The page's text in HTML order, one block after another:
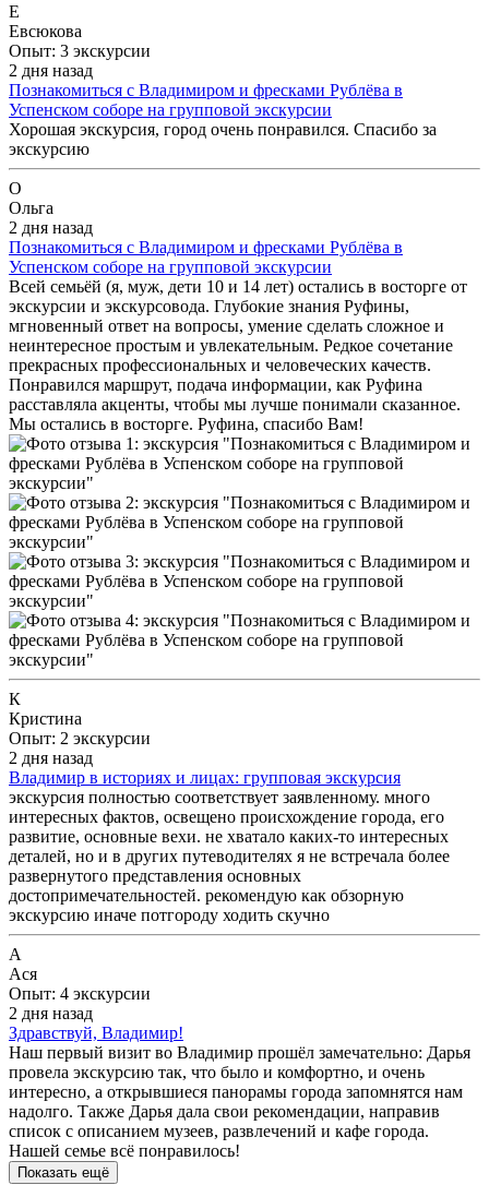
Е
Евсюкова
Опыт: 3 экскурсии
2 дня назад
Познакомиться с Владимиром и фресками Рублёва в
Успенском соборе на групповой экскурсии
Хорошая экскурсия, город очень понравился. Спасибо за
экскурсию
О
Ольга
2 дня назад
Познакомиться с Владимиром и фресками Рублёва в
Успенском соборе на групповой экскурсии
Всей семьёй (я, муж, дети 10 и 14 лет) остались в восторге от
экскурсии и экскурсовода. Глубокие знания Руфины,
мгновенный ответ на вопросы, умение сделать сложное и
неинтересное простым и увлекательным. Редкое сочетание
прекрасных профессиональных и человеческих качеств.
Понравился маршрут, подача информации, как Руфина
расставляла акценты, чтобы мы лучше понимали сказанное.
Мы остались в восторге. Руфина, спасибо Вам!
К
Кристина
Опыт: 2 экскурсии
2 дня назад
Владимир в историях и лицах: групповая экскурсия
экскурсия полностью соответствует заявленному. много
интересных фактов, освещено происхождение города, его
развитие, основные вехи. не хватало каких-то интересных
деталей, но и в других путеводителях я не встречала более
развернутого представления основных
достопримечательностей. рекомендую как обзорную
экскурсию иначе потгороду ходить скучно
А
Ася
Опыт: 4 экскурсии
2 дня назад
Здравствуй, Владимир!
Наш первый визит во Владимир прошёл замечательно: Дарья
провела экскурсию так, что было и комфортно, и очень
интересно, а открывшиеся панорамы города запомнятся нам
надолго. Также Дарья дала свои рекомендации, направив
список с описанием музеев, развлечений и кафе города.
Нашей семье всё понравилось!
Показать ещё